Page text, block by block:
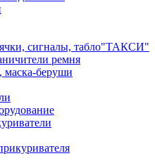
сигналы, табло"ТАКСИ"
ремня
маска-беруши